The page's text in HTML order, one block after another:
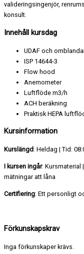
valideringsingenjör,
konsult.
Innehåll kursdag
UDAF och
ISP 14644-3
Flow hood
Anemometer
Luftflöde m3/h
ACH beräkning
Praktisk HEPA
Kursinformation
Kurslängd: Heldag | Tid:
I kursen ingår: Kursmaterial
mätningar att låna
Certifiering: Ett personligt
Förkunskapskrav
Inga förkunskaper krävs.